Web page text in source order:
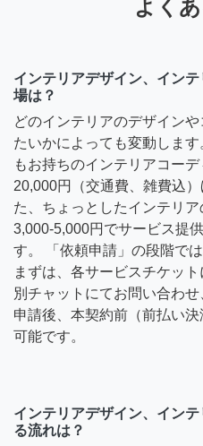
よく
インテリアデザイン、イン
場は？
どのインテリアのデザイン
たいかによっても変動しま
もお持ちのインテリアコーデ
20,000円（交通費、雑費込
た、ちょっとしたインテリア
3,000-5,000円でサービス提
す。 「依頼申請」の段階で
まずは、各サービスチケッ
別チャットにてお問い合わ
申請後、本契約前（前払い
可能です。
インテリアデザイン、イン
る流れは？